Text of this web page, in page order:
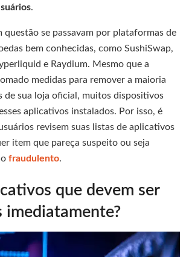
.
questão se passavam por plataformas de
bem conhecidas, como SushiSwap,
e Raydium. Mesmo que a
medidas para remover a maioria
de sua loja oficial, muitos dispositivos
aplicativos instalados. Por isso, é
revisem suas listas de aplicativos
item que pareça suspeito ou seja
fraudulento.
que devem ser
imediatamente?